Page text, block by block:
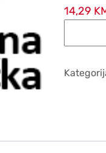
14,29
97-
KRILU